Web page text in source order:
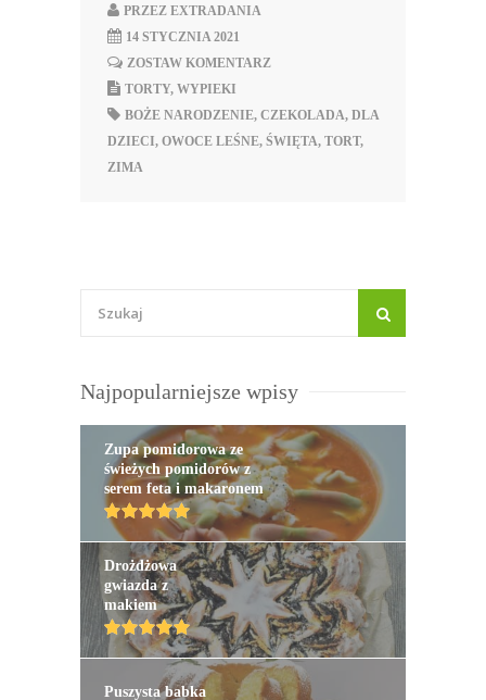
PRZEZ EXTRADANIA
14 STYCZNIA 2021
ZOSTAW KOMENTARZ
TORTY, WYPIEKI
BOŻE NARODZENIE, CZEKOLADA, DLA
DZIECI, OWOCE LEŚNE, ŚWIĘTA, TORT,
ZIMA
Najpopularniejsze wpisy
Zupa pomidorowa ze
świeżych pomidorów z
serem feta i makaronem
Drożdżowa
gwiazda z
makiem
Puszysta babka